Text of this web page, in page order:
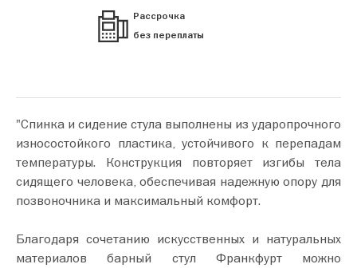
Рассрочка
без переплаты
"Спинка и сидение стула выполнены из ударопрочного
износостойкого пластика, устойчивого к перепадам
температуры. Конструкция повторяет изгибы тела
сидящего человека, обеспечивая надежную опору для
позвоночника и максимальный комфорт.
Благодаря сочетанию искусственных и натуральных
материалов барный стул Франкфурт можно